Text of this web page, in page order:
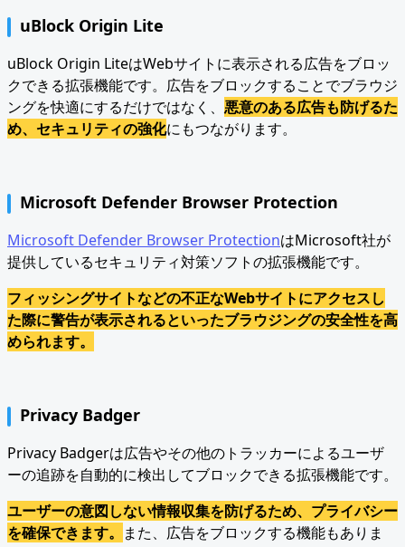
uBlock Origin Lite
uBlock Origin LiteはWebサイトに表示される広告をブロッ
クできる拡張機能です。広告をブロックすることでブラウジ
ングを快適にするだけではなく、 悪意のある広告も防げるた
め、セキュリティの強化にもつながります。
Microsoft Defender Browser Protection
Microsoft Defender Browser ProtectionはMicrosoft社が
提供しているセキュリティ対策ソフトの拡張機能です。
フィッシングサイトなどの不正なWebサイトにアクセスし
た際に警告が表示されるといったブラウジングの安全性を高
められます。
Privacy Badger
Privacy Badgerは広告やその他のトラッカーによるユーザ
ーの追跡を自動的に検出してブロックできる拡張機能です。
ユーザーの意図しない情報収集を防げるため、プライバシー
を確保できます。 また、広告をブロックする機能もありま